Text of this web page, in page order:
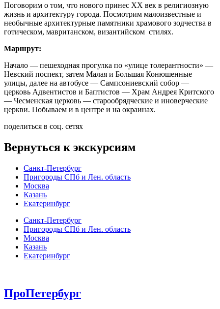
Поговорим о том, что нового принес XX век в религиозную
жизнь и архитектуру города. Посмотрим малоизвестные и
необычные архитектурные памятники храмового зодчества в
готическом, мавританском, византийском стилях.
Маршрут:
Начало — пешеходная прогулка по «улице толерантности» —
Невский поспект, затем Малая и Большая Конюшенные
улицы, далее на автобусе — Сампсониевский собор —
церковь Адвентистов и Баптистов — Храм Андрея Критского
— Чесменская церковь — старообрядческие и иноверческие
церкви. Побываем и в центре и на окраинах.
поделиться в соц. сетях
Вернуться к экскурсиям
Санкт-Петербург
Пригороды СПб и Лен. область
Москва
Казань
Екатеринбург
Санкт-Петербург
Пригороды СПб и Лен. область
Москва
Казань
Екатеринбург
ПроПетербург